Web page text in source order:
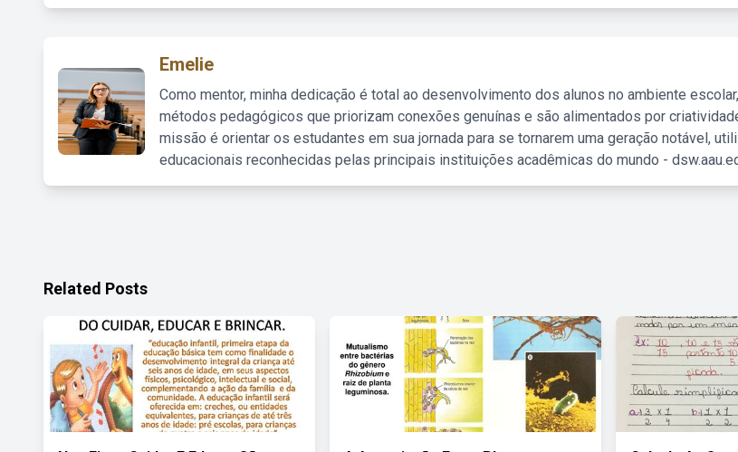
Emelie
Como mentor, minha dedicação é total ao desenvolvimento dos alunos no ambiente
métodos pedagógicos que priorizam conexões genuínas e são alimentados por
missão é orientar os estudantes em sua jornada para se tornarem uma geração notável,
educacionais reconhecidas pelas principais instituições acadêmicas do mundo -
Related Posts